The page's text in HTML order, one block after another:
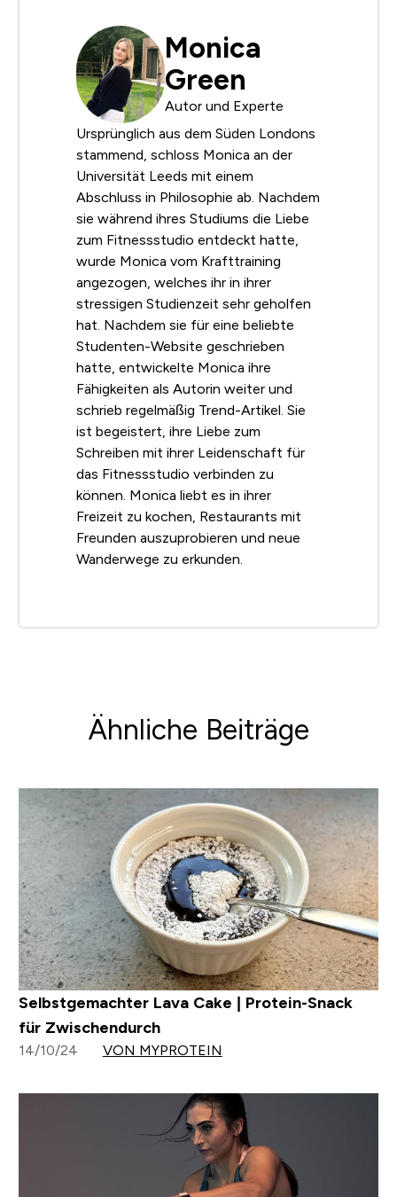
Monica
Green
Autor und Experte
Ursprünglich aus dem Süden Londons
stammend, schloss Monica an der
Universität Leeds mit einem
Abschluss in Philosophie ab. Nachdem
sie während ihres Studiums die Liebe
zum Fitnessstudio entdeckt hatte,
wurde Monica vom Krafttraining
angezogen, welches ihr in ihrer
stressigen Studienzeit sehr geholfen
hat. Nachdem sie für eine beliebte
Studenten-Website geschrieben
hatte, entwickelte Monica ihre
Fähigkeiten als Autorin weiter und
schrieb regelmäßig Trend-Artikel. Sie
ist begeistert, ihre Liebe zum
Schreiben mit ihrer Leidenschaft für
das Fitnessstudio verbinden zu
können. Monica liebt es in ihrer
Freizeit zu kochen, Restaurants mit
Freunden auszuprobieren und neue
Wanderwege zu erkunden.
Ähnliche Beiträge
Selbstgemachter Lava Cake | Protein-Snack
für Zwischendurch
14/10/24 VON MYPROTEIN